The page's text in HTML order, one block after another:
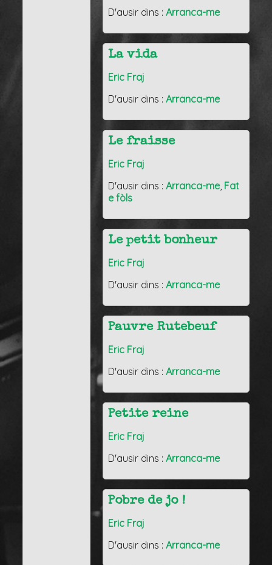
D'ausir dins :Arranca-me
La vida
Eric Fraj
D'ausir dins :Arranca-me
Le fraisse
Eric Fraj
D'ausir dins :Arranca-me, Fat
e fòls
Le petit bonheur
Eric Fraj
D'ausir dins :Arranca-me
Pauvre Rutebeuf
Eric Fraj
D'ausir dins :Arranca-me
Petite reine
Eric Fraj
D'ausir dins :Arranca-me
Pobre de jo !
Eric Fraj
D'ausir dins :Arranca-me